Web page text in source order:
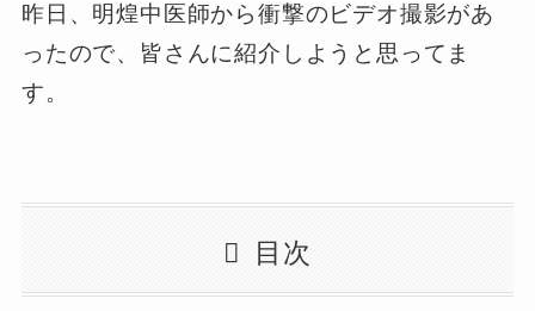
昨日、明煌中医師から衝撃のビデオ撮影があ
ったので、皆さんに紹介しようと思ってま
す。
目次